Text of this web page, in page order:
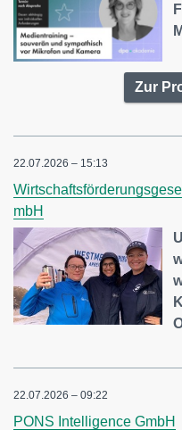
Zur
22.07.2026 – 15:13
mbH
22.07.2026 – 09:22
PONS Intelligence GmbH